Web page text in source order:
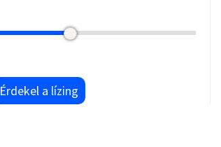
Érdekel a lízing